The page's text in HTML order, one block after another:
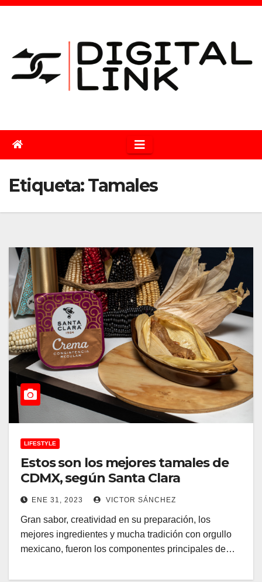
Saltar
Etiqueta:Tamales
LIFESTYLE
Estos son los mejores tamales de
CDMX, según Santa Clara
ENE 31, 2023 VICTOR SÁNCHEZ
Gran sabor, creatividad en su preparación, los
mejores ingredientes y mucha tradición con orgullo
mexicano, fueron los componentes principales de…